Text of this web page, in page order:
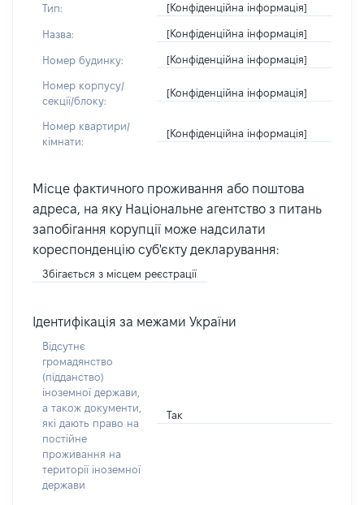
Тип: [Конфіденційна інформація]
Назва: [Конфіденційна інформація]
Номер будинку: [Конфіденційна інформація]
Номер корпусу/
секції/блоку:
[Конфіденційна інформація]
Номер квартири/
кімнати:
[Конфіденційна інформація]
Місце фактичного проживання або поштова
адреса, на яку Національне агентство з питань
запобігання корупції може надсилати
кореспонденцію суб'єкту декларування:
Збігається з місцем реєстрації
Ідентифікація за межами України
Відсутнє
громадянство
(підданство)
іноземної держави,
а також документи,
які дають право на
постійне
проживання на
території іноземної
держави
Так